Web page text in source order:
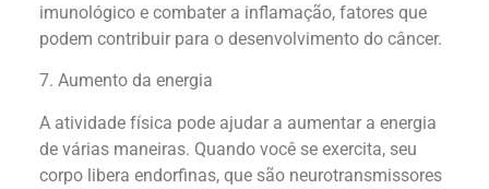
imunológico e combater a inflamação, fatores que
podem contribuir para o desenvolvimento do câncer.
7. Aumento da energia
A atividade física pode ajudar a aumentar a energia
de várias maneiras. Quando você se exercita, seu
corpo libera endorfinas, que são neurotransmissores